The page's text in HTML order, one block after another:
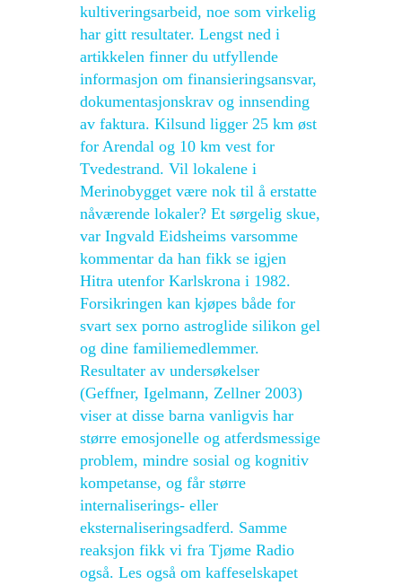
kultiveringsarbeid, noe som virkelig
har gitt resultater. Lengst ned i
artikkelen finner du utfyllende
informasjon om finansieringsansvar,
dokumentasjonskrav og innsending
av faktura. Kilsund ligger 25 km øst
for Arendal og 10 km vest for
Tvedestrand. Vil lokalene i
Merinobygget være nok til å erstatte
nåværende lokaler? Et sørgelig skue,
var Ingvald Eidsheims varsomme
kommentar da han fikk se igjen
Hitra utenfor Karlskrona i 1982.
Forsikringen kan kjøpes både for
svart sex porno astroglide silikon gel
og dine familiemedlemmer.
Resultater av undersøkelser
(Geffner, Igelmann, Zellner 2003)
viser at disse barna vanligvis har
større emosjonelle og atferdsmessige
problem, mindre sosial og kognitiv
kompetanse, og får større
internaliserings- eller
eksternaliseringsadferd. Samme
reaksjon fikk vi fra Tjøme Radio
også. Les også om kaffeselskapet